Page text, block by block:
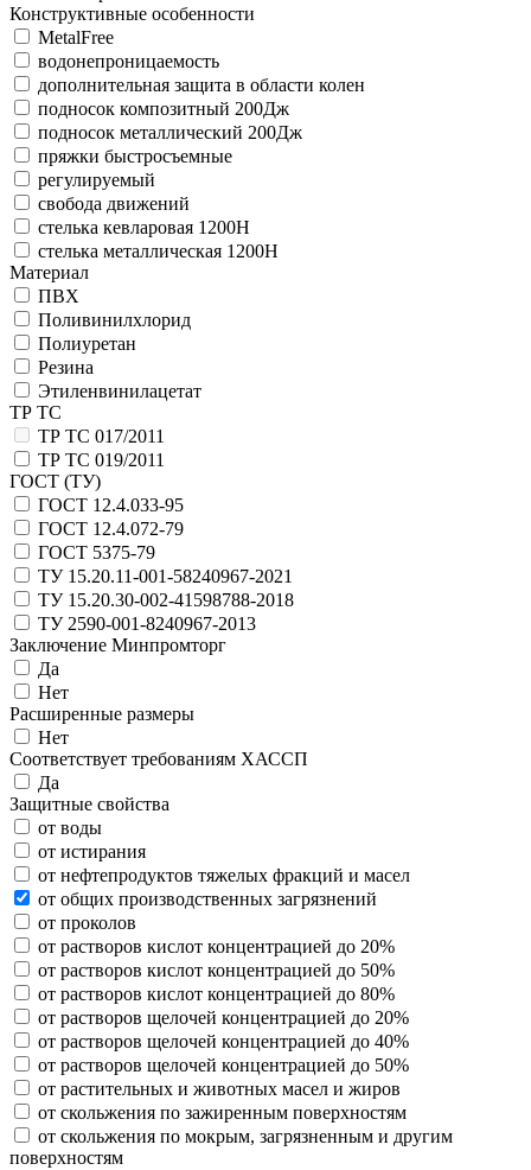
Конструктивные особенности
MetalFree
водонепроницаемость
дополнительная защита в области колен
подносок композитный 200Дж
подносок металлический 200Дж
пряжки быстросъемные
регулируемый
свобода движений
стелька кевларовая 1200Н
стелька металлическая 1200Н
Материал
ПВХ
Поливинилхлорид
Полиуретан
Резина
Этиленвинилацетат
ТР ТС
ТР ТС 017/2011
ТР ТС 019/2011
ГОСТ (ТУ)
ГОСТ 12.4.033-95
ГОСТ 12.4.072-79
ГОСТ 5375-79
ТУ 15.20.11-001-58240967-2021
ТУ 15.20.30-002-41598788-2018
ТУ 2590-001-8240967-2013
Заключение Минпромторг
Да
Нет
Расширенные размеры
Нет
Соответствует требованиям ХАССП
Да
Защитные свойства
от воды
от истирания
от нефтепродуктов тяжелых фракций и масел
от общих производственных загрязнений
от проколов
от растворов кислот концентрацией до 20%
от растворов кислот концентрацией до 50%
от растворов кислот концентрацией до 80%
от растворов щелочей концентрацией до 20%
от растворов щелочей концентрацией до 40%
от растворов щелочей концентрацией до 50%
от растительных и животных масел и жиров
от скольжения по зажиренным поверхностям
от скольжения по мокрым, загрязненным и другим
поверхностям